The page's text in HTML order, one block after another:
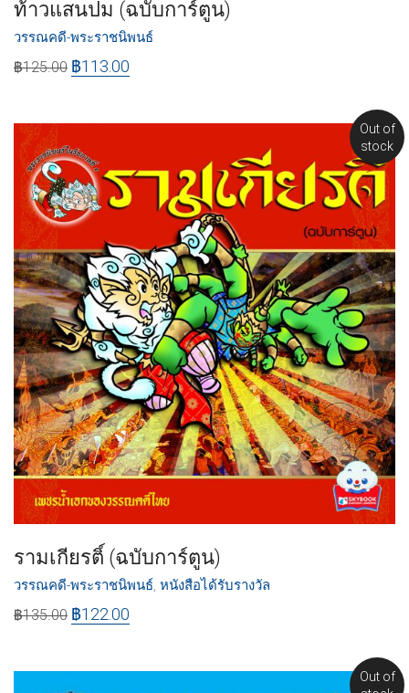
ท้าวแสนปม (ฉบับการ์ตูน)
วรรณคดี-พระราชนิพนธ์
฿125.00 ฿113.00
Out of
stock
รามเกียรติ์ (ฉบับการ์ตูน)
วรรณคดี-พระราชนิพนธ์, หนังสือได้รับรางวัล
฿135.00 ฿122.00
Out of